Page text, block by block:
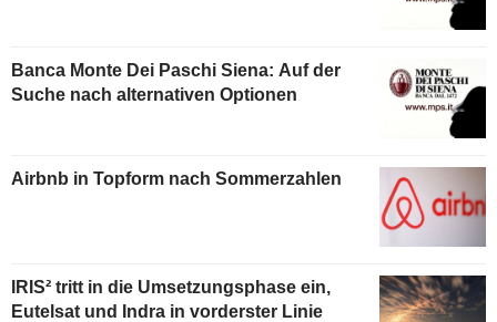
Banca Monte Dei Paschi Siena: Auf der
Suche nach alternativen Optionen
Airbnb in Topform nach Sommerzahlen
IRIS² tritt in die Umsetzungsphase ein,
Eutelsat und Indra in vorderster Linie